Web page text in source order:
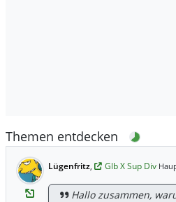
Themen entdecken
Lügenfritz, Glb X Sup Div
Hallo zusammen,